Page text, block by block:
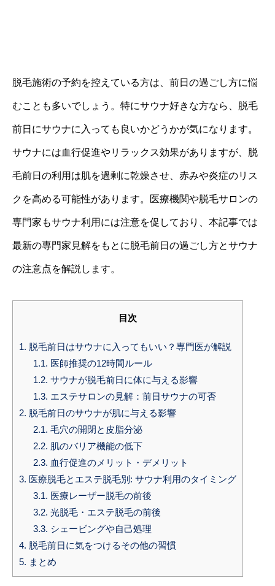
脱毛施術の予約を控えている方は、前日の過ごし方に悩
むことも多いでしょう。特にサウナ好きな方なら、脱毛
前日にサウナに入っても良いかどうかが気になります。
サウナには血行促進やリラックス効果がありますが、脱
毛前日の利用は肌を過剰に乾燥させ、赤みや炎症のリス
クを高める可能性があります。医療機関や脱毛サロンの
専門家もサウナ利用には注意を促しており、本記事では
最新の専門家見解をもとに脱毛前日の過ごし方とサウナ
の注意点を解説します。
目次
1. 脱毛前日はサウナに入ってもいい？専門医が解説
1.1. 医師推奨の12時間ルール
1.2. サウナが脱毛前日に体に与える影響
1.3. エステサロンの見解：前日サウナの可否
2. 脱毛前日のサウナが肌に与える影響
2.1. 毛穴の開閉と皮脂分泌
2.2. 肌のバリア機能の低下
2.3. 血行促進のメリット・デメリット
3. 医療脱毛とエステ脱毛別: サウナ利用のタイミング
3.1. 医療レーザー脱毛の前後
3.2. 光脱毛・エステ脱毛の前後
3.3. シェービングや自己処理
4. 脱毛前日に気をつけるその他の習慣
5. まとめ